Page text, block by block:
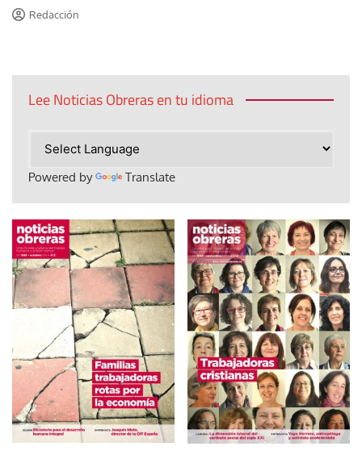
Redacción
Lee Noticias Obreras en tu idioma
Powered by Translate